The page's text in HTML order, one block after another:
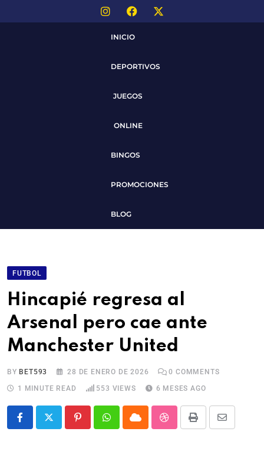
INICIO
DEPORTIVOS
JUEGOS
ONLINE
BINGOS
PROMOCIONES
BLOG
FUTBOL
Hincapié regresa al
Arsenal pero cae ante
Manchester United
BY BET593 28 DE ENERO DE 2026 0 COMMENTS
1 MINUTE READ
553 VIEWS 6 MESES AGO